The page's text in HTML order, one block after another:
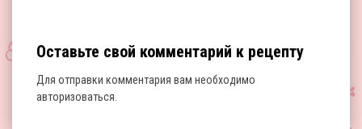
Оставьте свой комментарий к рецепту
Для отправки комментария вам необходимо
авторизоваться